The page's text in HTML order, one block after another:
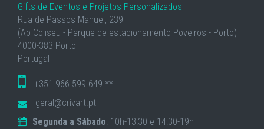
Gifts de Eventos e Projetos Personalizados
Rua de Passos Manuel, 239
(Ao Coliseu - Parque de estacionamento Poveiros - Porto)
4000-383 Porto
Portugal
+351 966 599 649 **
geral@crivart.pt
Segunda a Sábado: 10h-13:30 e 14:30-19h